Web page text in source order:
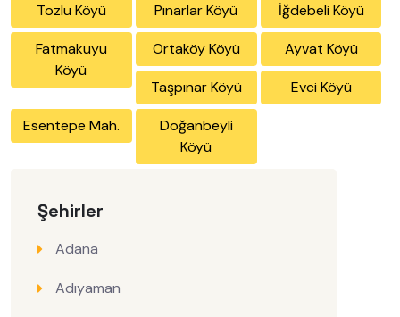
Şehirler
Adana
Adıyaman
Tozlu Köyü Pınarlar Köyü İğdebeli Köyü
Fatmakuyu
Köyü
Ortaköy Köyü Ayvat Köyü
Taşpınar Köyü Evci Köyü
Esentepe Mah.
Doğanbeyli
Köyü